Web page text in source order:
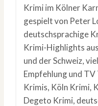
Krimi im Kölner
gespielt von Peter
deutschsprachige
Krimi-Highlights
und der Schweiz,
Empfehlung und
Krimis, Köln Krimi,
Degeto Krimi,